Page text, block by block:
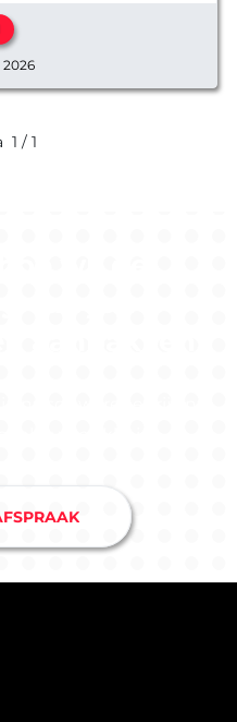
2026
1 / 1